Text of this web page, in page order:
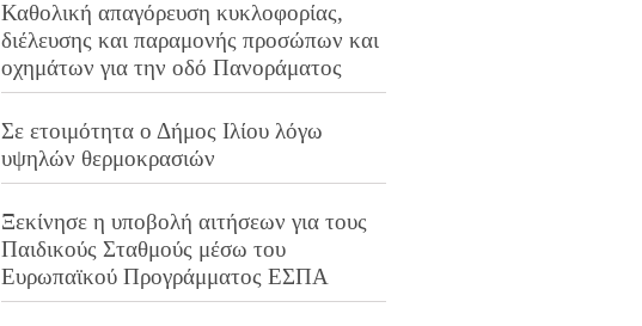
Καθολική απαγόρευση κυκλοφορίας,
διέλευσης και παραμονής προσώπων και
οχημάτων για την οδό Πανοράματος
Σε ετοιμότητα ο Δήμος Ιλίου λόγω
υψηλών θερμοκρασιών
Ξεκίνησε η υποβολή αιτήσεων για τους
Παιδικούς Σταθμούς μέσω του
Ευρωπαϊκού Προγράμματος ΕΣΠΑ